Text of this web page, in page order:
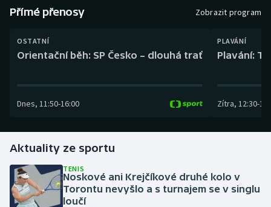
Dostihy
Futsal
Gymnastika
Házená
Přímé přenosy Zobrazit program
OSTATNÍ
Orientační běh: SP Česko – dlouhá trať
Dnes, 11:50-16:00
PLAVÁNÍ
Plavání:
Zítra, 12:30-
Aktuality ze sportu
TENIS
Noskové ani Krejčíkové druhé kolo v
Torontu nevyšlo a s turnajem se v singlu
loučí